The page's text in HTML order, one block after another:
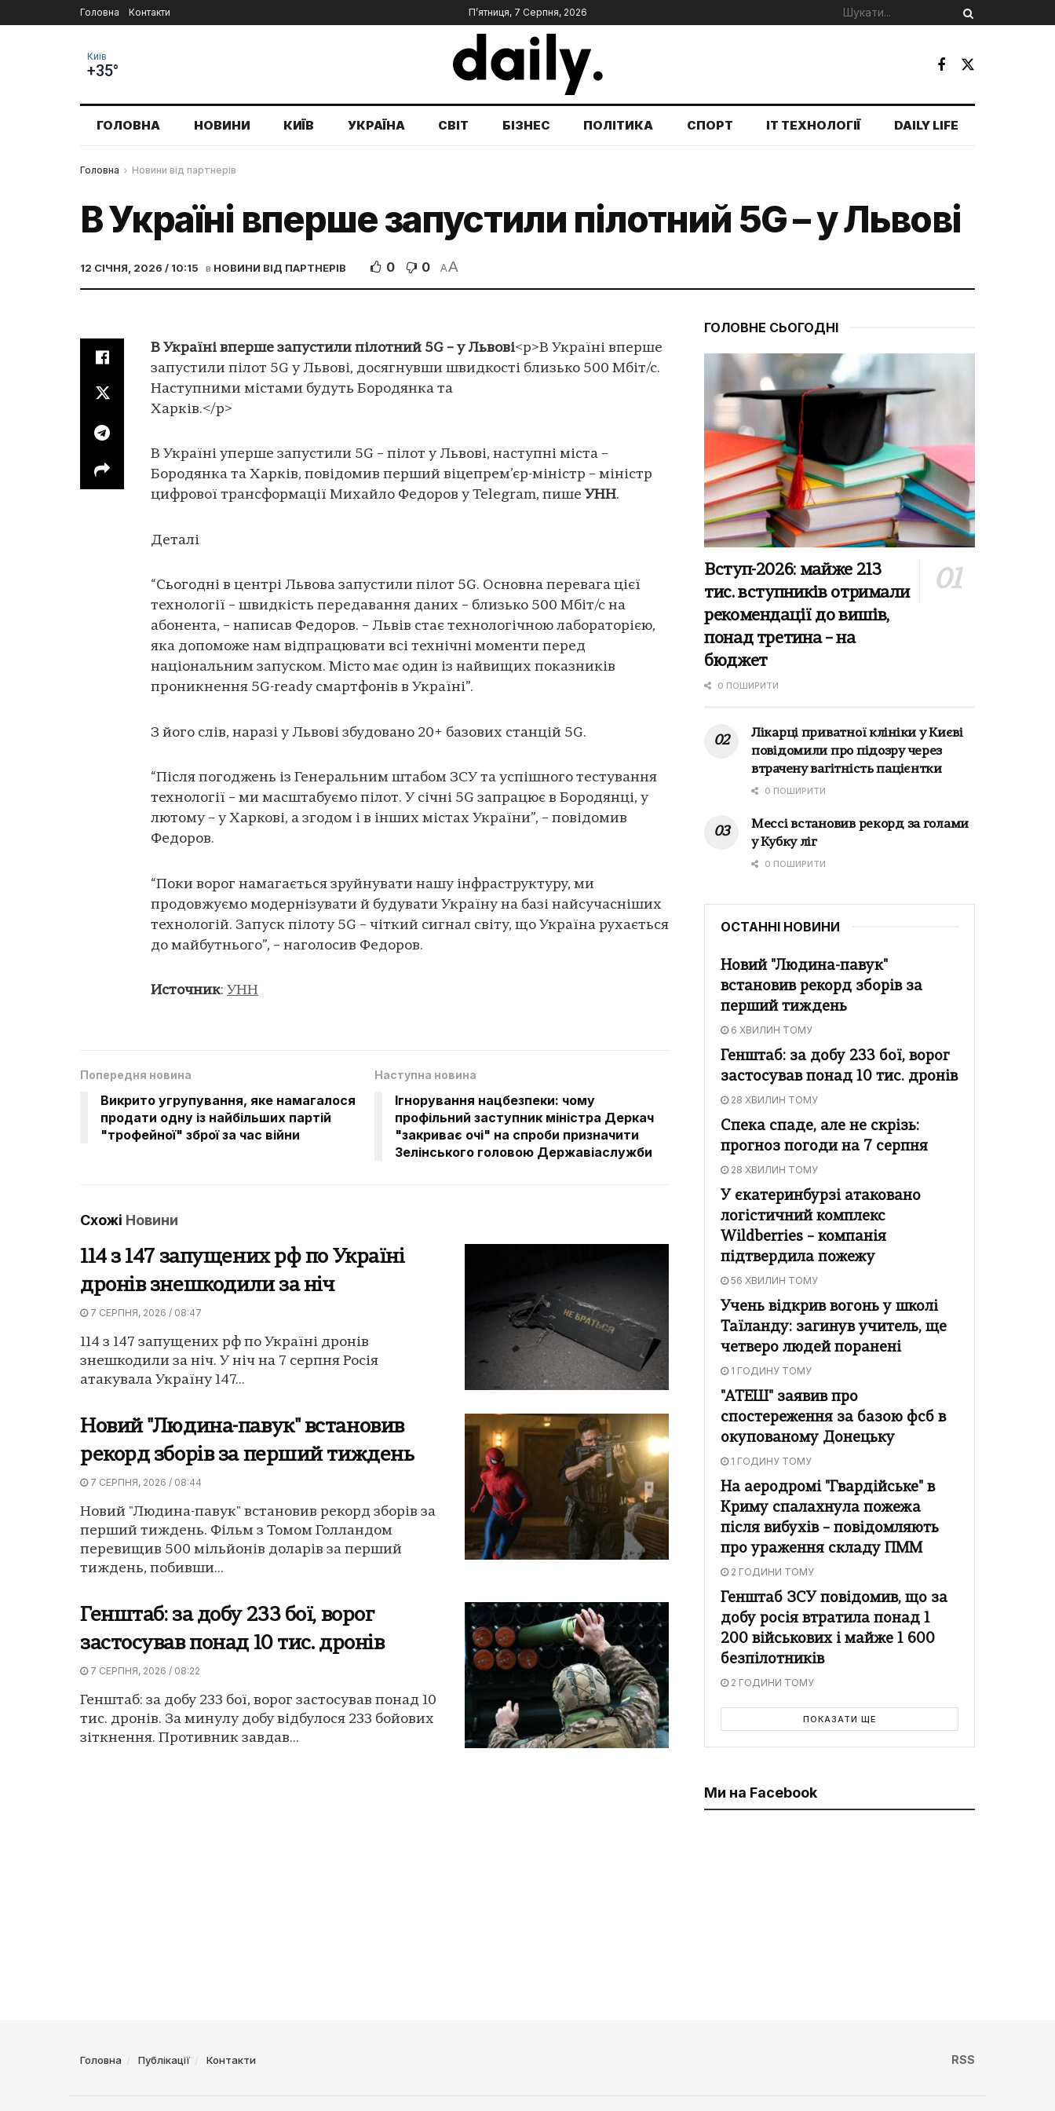
Головна Контакти П’ятниця, 7 Серпня, 2026
Київ
+35°
ГОЛОВНА НОВИНИ КИЇВ УКРАЇНА СВІТ БІЗНЕС ПОЛІТИКА СПОРТ IT ТЕХНОЛОГІЇ DAILY LIFE
Головна Новини від партнерів
В Україні вперше запустили пілотний 5G – у Львові
12 СІЧНЯ, 2026 / 10:15 в НОВИНИ ВІД ПАРТНЕРІВ 0 0 AA
В Україні вперше запустили пілотний 5G – у Львові<p>В Україні вперше
запустили пілот 5G у Львові, досягнувши швидкості близько 500 Мбіт/с.
Наступними містами будуть Бородянка та
Харків.</p>
В Україні уперше запустили 5G – пілот у Львові, наступні міста –
Бородянка та Харків, повідомив перший віцепрем’єр-міністр – міністр
цифрової трансформації Михайло Федоров у Telegram, пише УНН.
Деталі
“Сьогодні в центрі Львова запустили пілот 5G. Основна перевага цієї
технології – швидкість передавання даних – близько 500 Мбіт/с на
абонента, – написав Федоров. – Львів стає технологічною лабораторією,
яка допоможе нам відпрацювати всі технічні моменти перед
національним запуском. Місто має один із найвищих показників
проникнення 5G-ready смартфонів в Україні”.
З його слів, наразі у Львові збудовано 20+ базових станцій 5G.
“Після погоджень із Генеральним штабом ЗСУ та успішного тестування
технології – ми масштабуємо пілот. У січні 5G запрацює в Бородянці, у
лютому – у Харкові, а згодом і в інших містах України”, – повідомив
Федоров.
“Поки ворог намагається зруйнувати нашу інфраструктуру, ми
продовжуємо модернізувати й будувати Україну на базі найсучасніших
технологій. Запуск пілоту 5G – чіткий сигнал світу, що Україна рухається
до майбутнього”, – наголосив Федоров.
Источник: УНН
Попередня новина
Викрито угрупування, яке намагалося
продати одну із найбільших партій
"трофейної" зброї за час війни
Наступна новина
Ігнорування нацбезпеки: чому
профільний заступник міністра Деркач
"закриває очі" на спроби призначити
Зелінського головою Державіаслужби
Схожі Новини
114 з 147 запущених рф по Україні
дронів знешкодили за ніч
7 СЕРПНЯ, 2026 / 08:47
114 з 147 запущених рф по Україні дронів
знешкодили за ніч. У ніч на 7 серпня Росія
атакувала Україну 147...
Новий "Людина-павук" встановив
рекорд зборів за перший тиждень
7 СЕРПНЯ, 2026 / 08:44
Новий "Людина-павук" встановив рекорд зборів за
перший тиждень. Фільм з Томом Голландом
перевищив 500 мільйонів доларів за перший
тиждень, побивши...
Генштаб: за добу 233 бої, ворог
застосував понад 10 тис. дронів
7 СЕРПНЯ, 2026 / 08:22
Генштаб: за добу 233 бої, ворог застосував понад 10
тис. дронів. За минулу добу відбулося 233 бойових
зіткнення. Противник завдав...
ГОЛОВНЕ СЬОГОДНІ
Вступ-2026: майже 213
тис. вступників отримали
рекомендації до вишів,
понад третина – на
бюджет
0 ПОШИРИТИ
Лікарці приватної клініки у Києві
повідомили про підозру через
втрачену вагітність пацієнтки
0 ПОШИРИТИ
Мессі встановив рекорд за голами
у Кубку ліг
0 ПОШИРИТИ
ОСТАННІ НОВИНИ
Новий "Людина-павук"
встановив рекорд зборів за
перший тиждень
6 ХВИЛИН ТОМУ
Генштаб: за добу 233 бої, ворог
застосував понад 10 тис. дронів
28 ХВИЛИН ТОМУ
Спека спаде, але не скрізь:
прогноз погоди на 7 серпня
28 ХВИЛИН ТОМУ
У єкатеринбурзі атаковано
логістичний комплекс
Wildberries – компанія
підтвердила пожежу
56 ХВИЛИН ТОМУ
Учень відкрив вогонь у школі
Таїланду: загинув учитель, ще
четверо людей поранені
1 ГОДИНУ ТОМУ
"АТЕШ" заявив про
спостереження за базою фсб в
окупованому Донецьку
1 ГОДИНУ ТОМУ
На аеродромі "Гвардійське" в
Криму спалахнула пожежа
після вибухів – повідомляють
про ураження складу ПММ
2 ГОДИНИ ТОМУ
Генштаб ЗСУ повідомив, що за
добу росія втратила понад 1
200 військових і майже 1 600
безпілотників
2 ГОДИНИ ТОМУ
ПОКАЗАТИ ЩЕ
Ми на Facebook
Головна Публікації Контакти RSS